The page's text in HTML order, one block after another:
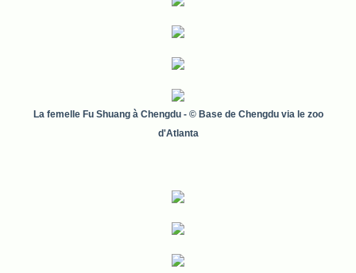
La femelle Fu Shuang à Chengdu- © Base de Chengdu via le zoo
d'Atlanta